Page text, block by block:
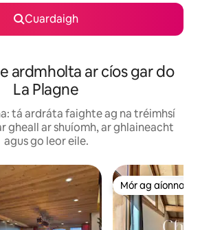
Cuardaigh
ardmholta ar cíos gar do
La Plagne
tá ardráta faighte ag na tréimhsí
gheall ar shuíomh, ar ghlaineacht
agus go leor eile.
Mór ag aíonna
Mór ag aíonna